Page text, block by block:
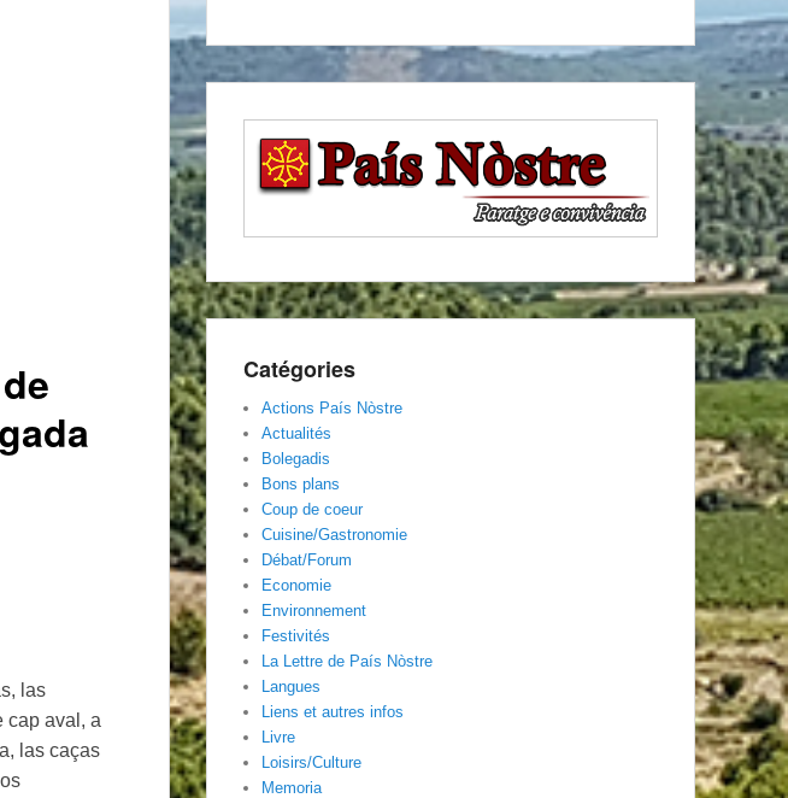
las
cap aval, a
las caças
Catégories
Actions País Nòstre
Actualités
Bolegadis
Bons plans
Coup de coeur
Cuisine/Gastronomie
Débat/Forum
Economie
Environnement
Festivités
La Lettre de País Nòstre
Langues
Liens et autres infos
Livre
Loisirs/Culture
Memoria